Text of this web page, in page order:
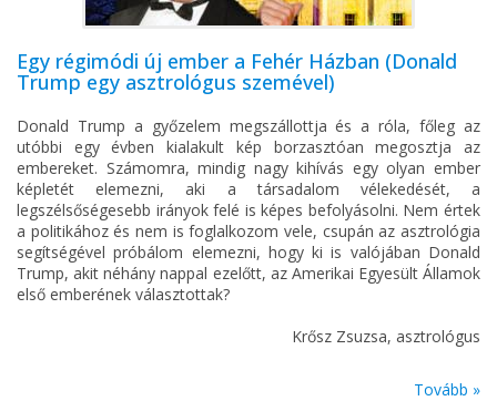
Egy régimódi új ember a Fehér Házban (Donald
Trump egy asztrológus szemével)
Donald Trump a győzelem megszállottja és a róla, főleg az
utóbbi egy évben kialakult kép borzasztóan megosztja az
embereket. Számomra, mindig nagy kihívás egy olyan ember
képletét elemezni, aki a társadalom vélekedését, a
legszélsőségesebb irányok felé is képes befolyásolni. Nem értek
a politikához és nem is foglalkozom vele, csupán az asztrológia
segítségével próbálom elemezni, hogy ki is valójában Donald
Trump, akit néhány nappal ezelőtt, az Amerikai Egyesült Államok
első emberének választottak?
Krősz Zsuzsa, asztrológus
Tovább »